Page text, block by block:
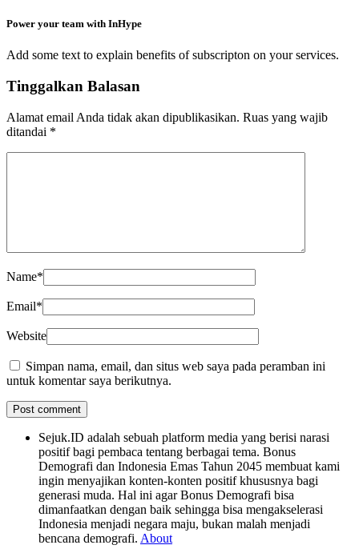
Power your team with InHype
Add some text to explain benefits of subscripton on your services.
Tinggalkan Balasan
Alamat email Anda tidak akan dipublikasikan. Ruas yang wajib
ditandai *
Name*
Email*
Website
Simpan nama, email, dan situs web saya pada peramban ini
untuk komentar saya berikutnya.
Sejuk.ID adalah sebuah platform media yang berisi narasi
positif bagi pembaca tentang berbagai tema. Bonus
Demografi dan Indonesia Emas Tahun 2045 membuat kami
ingin menyajikan konten-konten positif khususnya bagi
generasi muda. Hal ini agar Bonus Demografi bisa
dimanfaatkan dengan baik sehingga bisa mengakselerasi
Indonesia menjadi negara maju, bukan malah menjadi
bencana demografi. About